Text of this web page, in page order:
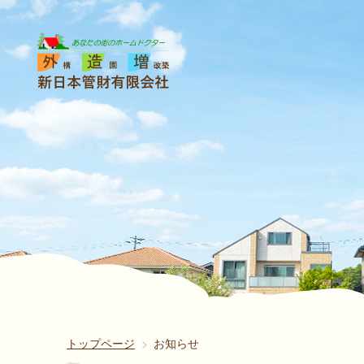
トップページ お知らせ